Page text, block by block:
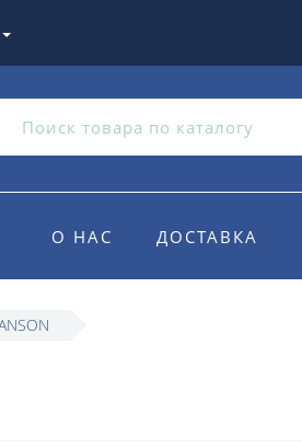
О НАС ДОСТАВКА